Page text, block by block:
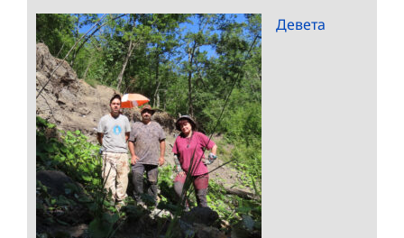
Девета